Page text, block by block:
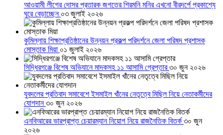
আওয়ামী লীগের দোসর প্রতারক জগতের শিরমনি মনির এখনো বীরদর্পে প্রকাশ্যে
ঘুরে বেড়াচ্ছেন ০৩ জুলাই ২০২৬
কুমিল্লায় শিক্ষাপ্রতিষ্ঠানের উন্নয়ন প্রকল্প পরিদর্শনে জেলা পরিষদ প্রশাসক
মোস্তাক মিয়া ০১ জুলাই ২০২৬
সিদ্ধিরগঞ্জে বিশেষ অভিযানে মাদকসহ ১১ আসামি গ্রেপ্তার৩০ জুন ২০২৬
যুবদলের প্রতিবাদ সমাবেশে ইসমাইল খাঁনের নেতৃত্বে মিছিল নিয়ে নেতাকর্মীদের
যোগদান৩০ জুন ২০২৬
এনবিআরের ভারপ্রাপ্ত চেয়ারম্যান নিয়োগ নিয়ে রাজনৈতিক বিতর্ক ৩০ জুন
২০২৬